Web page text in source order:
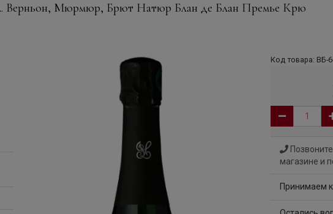
Мюрмюр, Брют Натюр Блан де Блан Премье Крю
Код товара: ВБ-
магазине и
Принимаем